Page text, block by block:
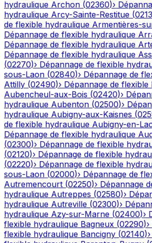
hydraulique Archon (02360)›
hydraulique Arcy-Sainte-Restitue (
de flexible hydraulique Armentières-
Dépannage de flexible hydraulique
Dépannage de flexible hydraulique
Dépannage de flexible hydraulique
(02270)› Dépannage de flexible
sous-Laon (02840)› Dépannage de
Attilly (02490)› Dépannage de flexible
Aubencheul-aux-Bois (02420)›
hydraulique Aubenton (02500)›
hydraulique Aubigny-aux-Kaisnes (
de flexible hydraulique Aubigny-en-
Dépannage de flexible hydraulique
(02300)› Dépannage de flexible
(02120)› Dépannage de flexible
(02220)› Dépannage de flexible
sous-Laon (02000)› Dépannage de
Autremencourt (02250)› Dépannage
hydraulique Autreppes (02580)›
hydraulique Autreville (02300)›
hydraulique Azy-sur-Marne (02400)›
flexible hydraulique Bagneux (02290)›
flexible hydraulique Bancigny (02140)›